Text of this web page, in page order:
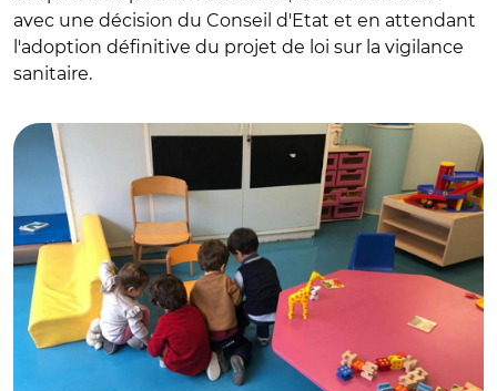
avec une décision du Conseil d'Etat et en attendant
l'adoption définitive du projet de loi sur la vigilance
sanitaire.